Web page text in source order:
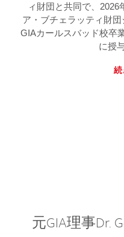
ィ財団と共同で、2026
ア・ブチェラッティ財
GIAカールスバッド校卒
に授
元GIA理事Dr.